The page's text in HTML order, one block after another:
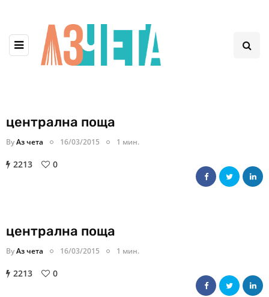
централна поща
ByАз чета 16/03/2015 1 мин.
2213 0
централна поща
ByАз чета 16/03/2015 1 мин.
2213 0